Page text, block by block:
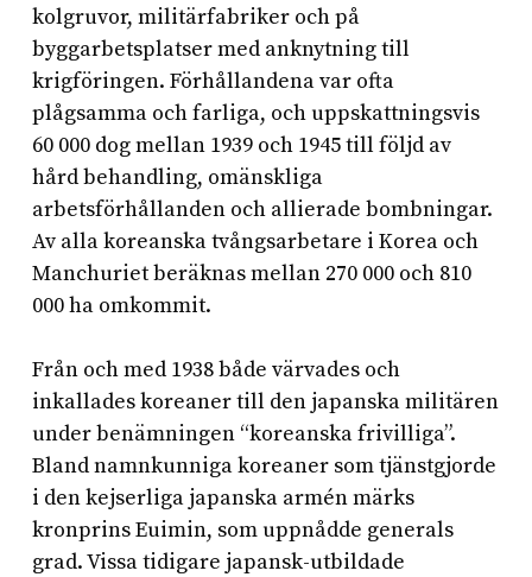
kolgruvor, militärfabriker och på
byggarbetsplatser med anknytning till
krigföringen. Förhållandena var ofta
plågsamma och farliga, och uppskattningsvis
60 000 dog mellan 1939 och 1945 till följd av
hård behandling, omänskliga
arbetsförhållanden och allierade bombningar.
Av alla koreanska tvångsarbetare i Korea och
Manchuriet beräknas mellan 270 000 och 810
000 ha omkommit.
Från och med 1938 både värvades och
inkallades koreaner till den japanska militären
under benämningen “koreanska frivilliga”.
Bland namnkunniga koreaner som tjänstgjorde
i den kejserliga japanska armén märks
kronprins Euimin, som uppnådde generals
grad. Vissa tidigare japansk-utbildade